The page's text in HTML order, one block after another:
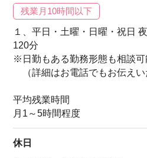
残業月10時間以下
１、平日・土曜・日曜・祝日
120分
※日勤もある勤務形態も相談
（詳細はお電話でもお伝えい
平均残業時間
月1～5時間程度
休日